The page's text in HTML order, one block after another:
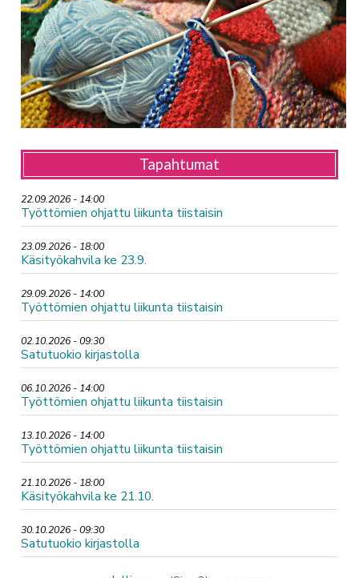
Tapahtumat
22.09.2026 - 14:00
Työttömien ohjattu liikunta tiistaisin
23.09.2026 - 18:00
Käsityökahvila ke 23.9.
29.09.2026 - 14:00
Työttömien ohjattu liikunta tiistaisin
02.10.2026 - 09:30
Satutuokio kirjastolla
06.10.2026 - 14:00
Työttömien ohjattu liikunta tiistaisin
13.10.2026 - 14:00
Työttömien ohjattu liikunta tiistaisin
21.10.2026 - 18:00
Käsityökahvila ke 21.10.
30.10.2026 - 09:30
Satutuokio kirjastolla